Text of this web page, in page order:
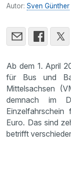
Autor:Sven Günther
Ab dem 1. April
für Bus und
Mittelsachsen
demnach im
Euro. Das sind
betrifft